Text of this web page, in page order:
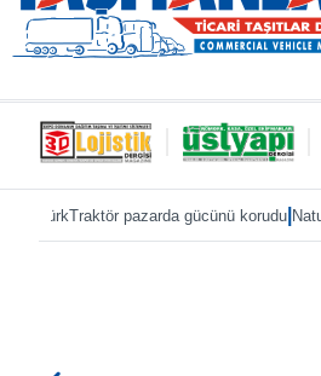
pazarda gücünü korudu| Naturelgaz ilk yarı